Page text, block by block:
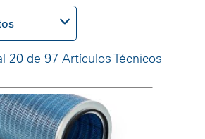
20 de 97 Artículos Técnicos